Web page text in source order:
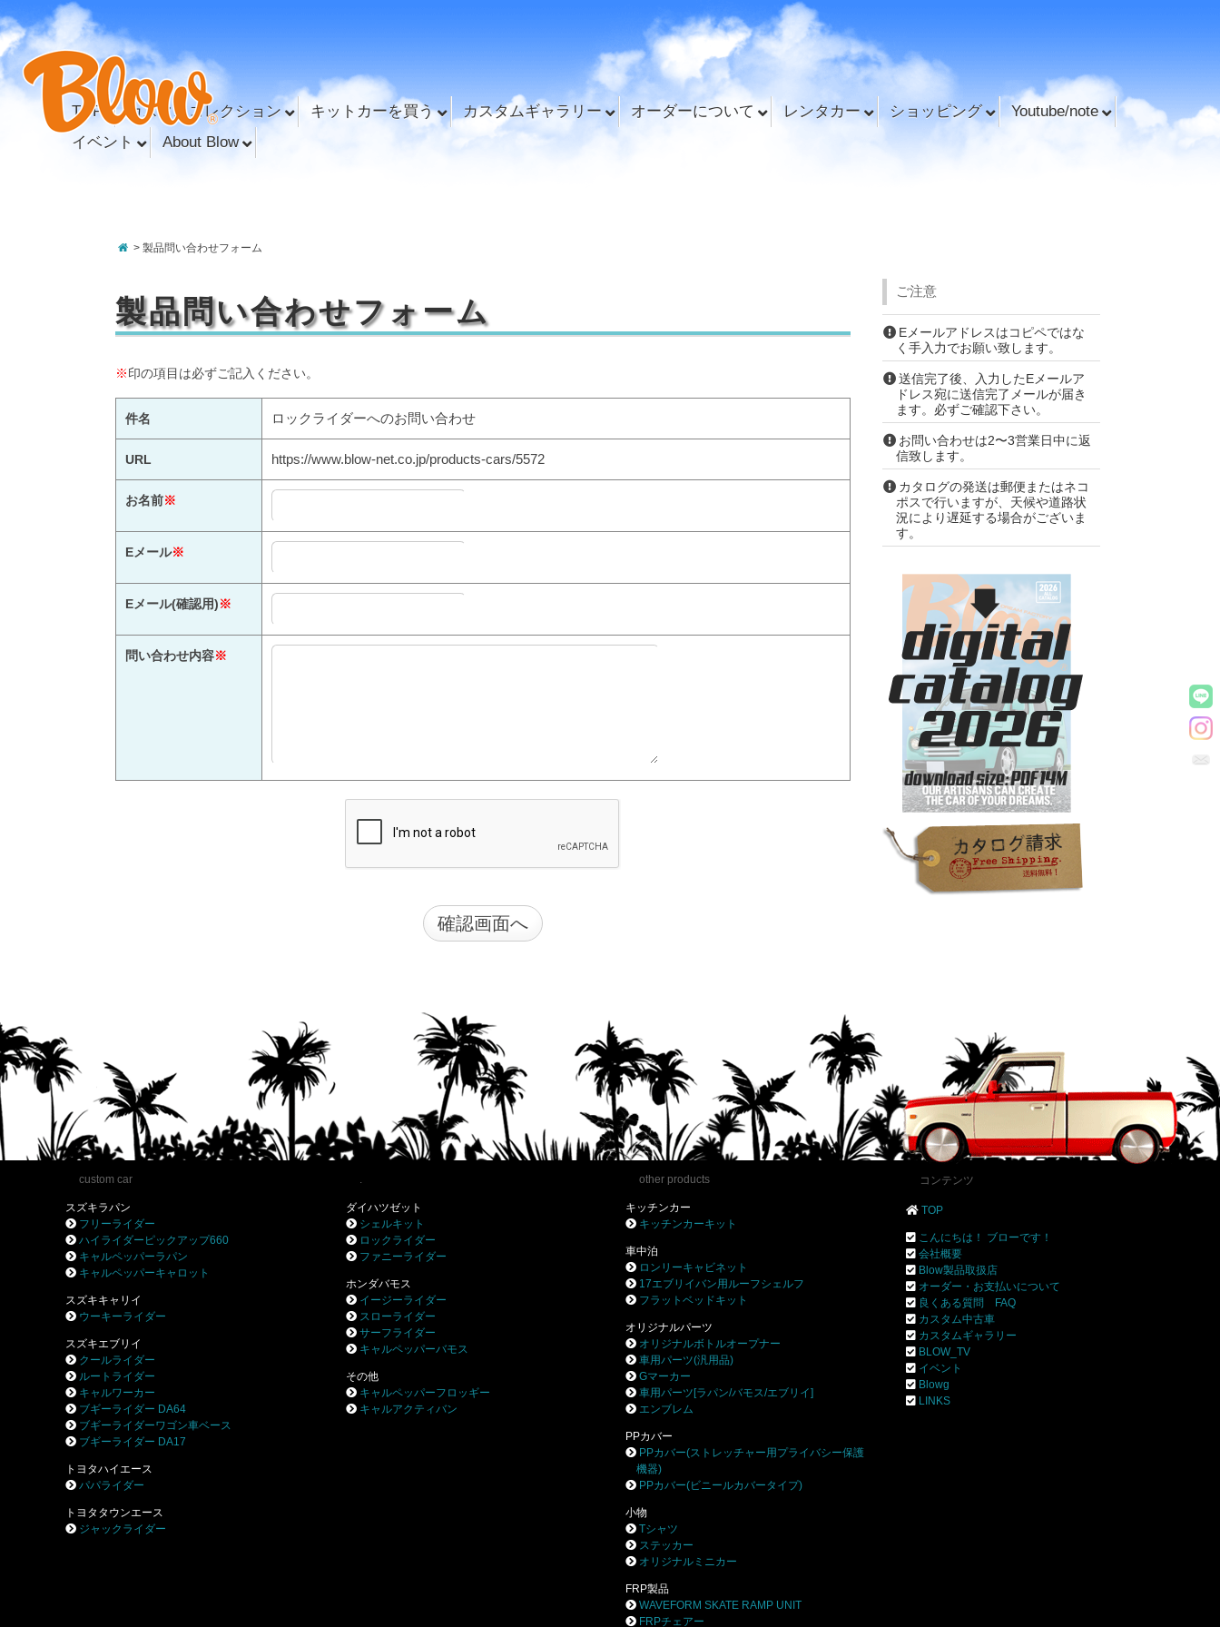
TOP カスタムコレクション キットカーを買う カスタムギャラリー オーダーについて レンタカー ショッピング
Youtube/note
イベント
About Blow
> 製品問い合わせフォーム
製品問い合わせフォーム
※印の項目は必ずご記入ください。
件名 ロックライダーへのお問い合わせ
URL https://www.blow-net.co.jp/products-cars/5572
お名前※
Eメール※
Eメール(確認用)※
問い合わせ内容※
ご注意
Eメールアドレスはコピペではな
く手入力でお願い致します。
送信完了後、入力したEメールア
ドレス宛に送信完了メールが届き
ます。必ずご確認下さい。
お問い合わせは2〜3営業日中に返
信致します。
カタログの発送は郵便またはネコ
ポスで行いますが、天候や道路状
況により遅延する場合がございま
す。
custom car
スズキラパン
フリーライダー
ハイライダーピックアップ660
キャルペッパーラパン
キャルペッパーキャロット
スズキキャリイ
ウーキーライダー
スズキエブリイ
クールライダー
ルートライダー
キャルワーカー
ブギーライダー DA64
ブギーライダーワゴン車ベース
ブギーライダー DA17
トヨタハイエース
パパライダー
トヨタタウンエース
ジャックライダー
.
ダイハツゼット
シェルキット
ロックライダー
ファニーライダー
ホンダバモス
イージーライダー
スローライダー
サーフライダー
キャルペッパーバモス
その他
キャルペッパーフロッギー
キャルアクティバン
other products
キッチンカー
キッチンカーキット
車中泊
ロンリーキャビネット
17エブリイバン用ルーフシェルフ
フラットベッドキット
オリジナルパーツ
オリジナルボトルオープナー
車用パーツ(汎用品)
Gマーカー
車用パーツ[ラパン/バモス/エブリイ]
エンブレム
PPカバー
PPカバー(ストレッチャー用プライバシー保護
機器)
PPカバー(ビニールカバータイプ)
小物
Tシャツ
ステッカー
オリジナルミニカー
FRP製品
WAVEFORM SKATE RAMP UNIT
FRPチェアー
コンテンツ
TOP
こんにちは！ ブローです！
会社概要
Blow製品取扱店
オーダー・お支払いについて
良くある質問 FAQ
カスタム中古車
カスタムギャラリー
BLOW_TV
イベント
Blowg
LINKS